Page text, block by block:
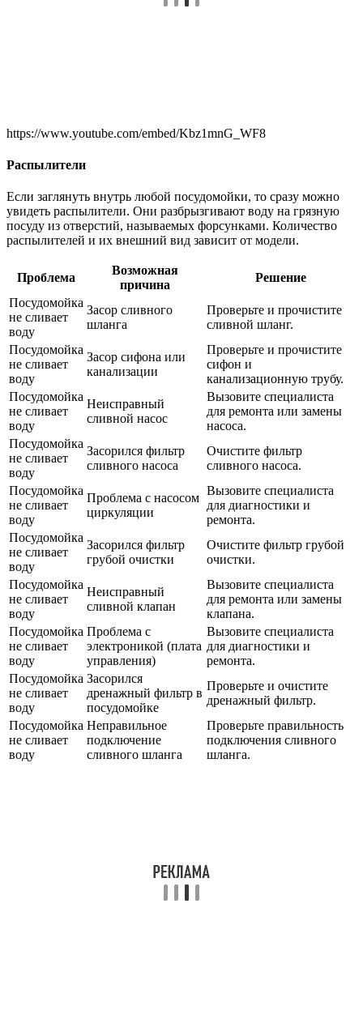
https://www.youtube.com/embed/Kbz1mnG_WF8
Распылители
Если заглянуть внутрь любой посудомойки, то сразу можно
увидеть распылители. Они разбрызгивают воду на грязную
посуду из отверстий, называемых форсунками. Количество
распылителей и их внешний вид зависит от модели.
Проблема
Возможная
причина
Решение
Посудомойка
не сливает
воду
Засор сливного
шланга
Проверьте и прочистите
сливной шланг.
Посудомойка
не сливает
воду
Засор сифона или
канализации
Проверьте и прочистите
сифон и
канализационную трубу.
Посудомойка
не сливает
воду
Неисправный
сливной насос
Вызовите специалиста
для ремонта или замены
насоса.
Посудомойка
не сливает
воду
Засорился фильтр
сливного насоса
Очистите фильтр
сливного насоса.
Посудомойка
не сливает
воду
Проблема с насосом
циркуляции
Вызовите специалиста
для диагностики и
ремонта.
Посудомойка
не сливает
воду
Засорился фильтр
грубой очистки
Очистите фильтр грубой
очистки.
Посудомойка
не сливает
воду
Неисправный
сливной клапан
Вызовите специалиста
для ремонта или замены
клапана.
Посудомойка
не сливает
воду
Проблема с
электроникой (плата
управления)
Вызовите специалиста
для диагностики и
ремонта.
Посудомойка
не сливает
воду
Засорился
дренажный фильтр в
посудомойке
Проверьте и очистите
дренажный фильтр.
Посудомойка
не сливает
воду
Неправильное
подключение
сливного шланга
Проверьте правильность
подключения сливного
шланга.